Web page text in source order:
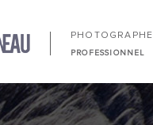
PHOTOGRAPHE
PROFESSIONNEL